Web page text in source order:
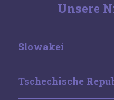
Unsere
Slowakei
Tschechische